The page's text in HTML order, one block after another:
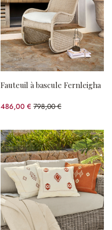
Fauteuil à bascule Fernleigha
486,00 € 798,00 €
(39.1%spared)